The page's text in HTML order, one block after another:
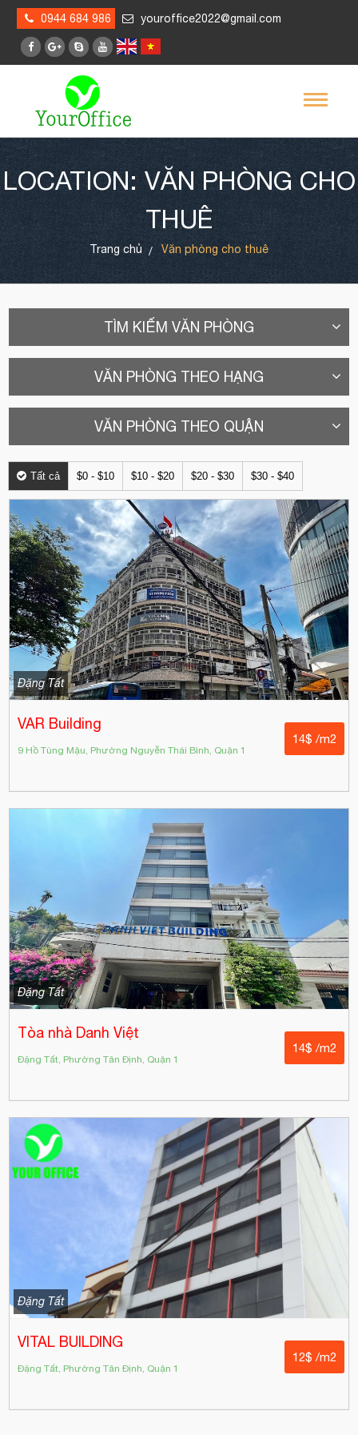
0944 684 986 youroffice2022@gmail.com
LOCATION: VĂN PHÒNG CHO
THUÊ
Trang chủ Văn phòng cho thuê
TÌM KIẾM VĂN PHÒNG
VĂN PHÒNG THEO HẠNG
VĂN PHÒNG THEO QUẬN
Tất cả $0 - $10 $10 - $20 $20 - $30 $30 - $40
Đặng Tất
VAR Building
9 Hồ Tùng Mậu, Phường Nguyễn Thái Bình, Quận 1
14$ /m2
Đặng Tất
Tòa nhà Danh Việt
Đặng Tất, Phường Tân Định, Quận 1
14$ /m2
Đặng Tất
VITAL BUILDING
Đặng Tất, Phường Tân Định, Quận 1
12$ /m2